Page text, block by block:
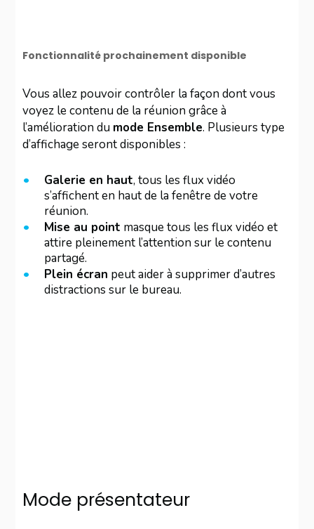
Fonctionnalité prochainement disponible
Vous allez pouvoir contrôler la façon dont vous
voyez le contenu de la réunion grâce à
l’amélioration du mode Ensemble. Plusieurs type
d’affichage seront disponibles :
Galerie en haut, tous les flux vidéo
s’affichent en haut de la fenêtre de votre
réunion.
Mise au point masque tous les flux vidéo et
attire pleinement l’attention sur le contenu
partagé.
Plein écran peut aider à supprimer d’autres
distractions sur le bureau.
Mode présentateur